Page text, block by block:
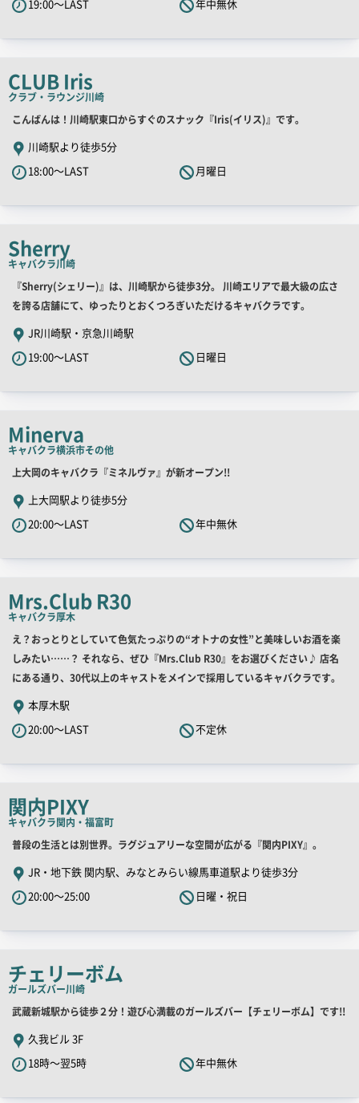
キ
コ
ピ
ー
19:00～LAST 年中無休
CLUB Iris
クラブ・ラウンジ川崎
店
舗
PR
キ
コ
ピ
ー
こんばんは！川崎駅東口からすぐのスナック『Iris(イリス)』です。
川崎駅より徒歩5分
18:00～LAST
月曜日
Sherry
キャバクラ川崎
店
舗
PR
キ
ャ
ピ
ー
『Sherry(シェリー)』は、川崎駅から徒歩3分。 川崎エリアで最大級の広さ
を誇る店舗にて、ゆったりとおくつろぎいただけるキャバクラです。
JR川崎駅・京急川崎駅
19:00～LAST
日曜日
Minerva
キャバクラ横浜市その他
店
舗
PR
キ
コ
ピ
ー
上大岡のキャバクラ『ミネルヴァ』が新オープン!!
上大岡駅より徒歩5分
20:00～LAST
年中無休
Mrs.Club R30
キャバクラ厚木
店
舗
PR
キ
ャ
ッ
ー
え？おっとりとしていて色気たっぷりの“オトナの女性”と美味しいお酒を楽
しみたい……？ それなら、ぜひ『Mrs.Club R30』をお選びください♪ 店名
にある通り、30代以上のキャストをメインで採用しているキャバクラです。
本厚木駅
20:00～LAST
不定休
関内PIXY
キャバクラ関内・福富町
店
舗
PR
キ
コ
ピ
ー
普段の生活とは別世界。ラグジュアリーな空間が広がる『関内PIXY』。
JR・地下鉄 関内駅、みなとみらい線馬車道駅より徒歩3分
20:00～25:00
日曜・祝日
チェリーボム
ガールズバー川崎
店
舗
PR
キ
武蔵新城駅から徒歩２分！遊び心満載のガールズバー【チェリーボム】です!!
久我ビル 3F
18時～翌5時
年中無休